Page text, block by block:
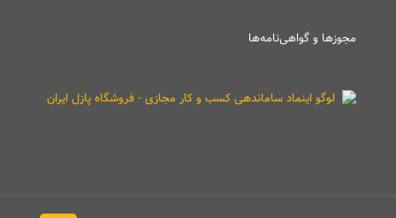
مجوزها و گواهی‌نامه‌ها